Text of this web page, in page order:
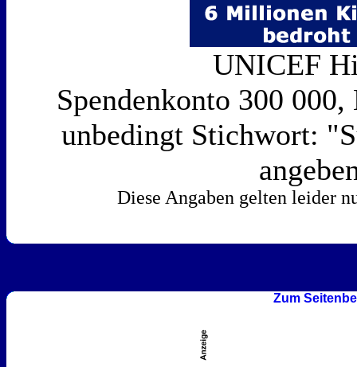
UNICEF
Spendenkonto 300
unbedingt Stichwort:
Diese Angaben gelten leider
Zum